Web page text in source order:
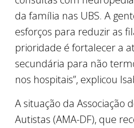
da família nas UBS. A
esforços para reduzir as
prioridade é fortalecer a
secundária para não
nos hospitais”, explicou
A situação da Associação
Autistas (AMA-DF), que